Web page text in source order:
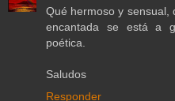
Qué hermoso y sensual,
encantada se está a
poética.
Saludos
Responder